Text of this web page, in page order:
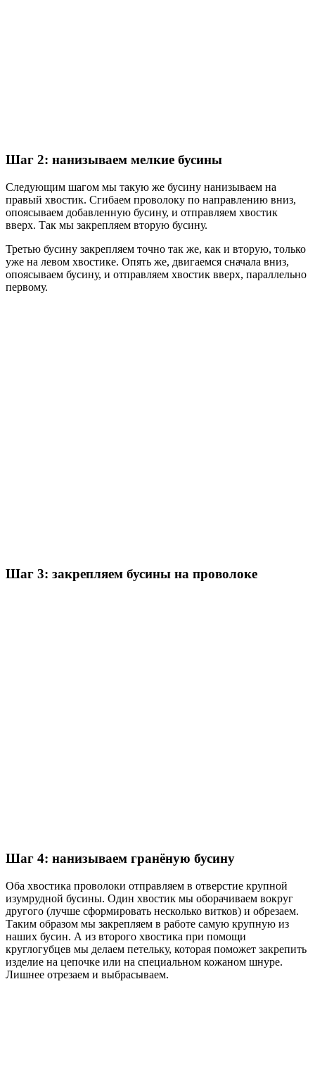
Шаг 2: нанизываем мелкие бусины
Следующим шагом мы такую же бусину нанизываем на
правый хвостик. Сгибаем проволоку по направлению вниз,
опоясываем добавленную бусину, и отправляем хвостик
вверх. Так мы закрепляем вторую бусину.
Третью бусину закрепляем точно так же, как и вторую, только
уже на левом хвостике. Опять же, двигаемся сначала вниз,
опоясываем бусину, и отправляем хвостик вверх, параллельно
первому.
Шаг 3: закрепляем бусины на проволоке
Шаг 4: нанизываем гранёную бусину
Оба хвостика проволоки отправляем в отверстие крупной
изумрудной бусины. Один хвостик мы оборачиваем вокруг
другого (лучше сформировать несколько витков) и обрезаем.
Таким образом мы закрепляем в работе самую крупную из
наших бусин. А из второго хвостика при помощи
круглогубцев мы делаем петельку, которая поможет закрепить
изделие на цепочке или на специальном кожаном шнуре.
Лишнее отрезаем и выбрасываем.